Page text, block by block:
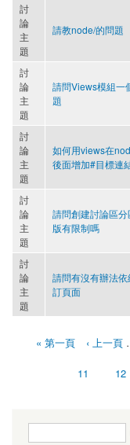
討
論
主
題
請教node/的問題
討
論
主
題
請問Views模組一
題
討
論
主
題
如何用views在
後面增加#目標連
討
論
主
題
請問創建討論區
版有限制嗎
討
論
主
題
請問有沒有辦法依
訂頁面
« 第一頁 ‹ 上一頁
11 12
搜尋表單